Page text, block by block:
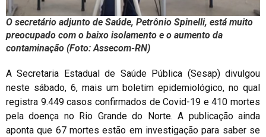
O secretário adjunto de Saúde, Petrônio Spinelli, está muito
preocupado com o baixo isolamento e o aumento da
contaminação (Foto: Assecom-RN)
A Secretaria Estadual de Saúde Pública (Sesap) divulgou
neste sábado, 6, mais um boletim epidemiológico, no qual
registra 9.449 casos confirmados de Covid-19 e 410 mortes
pela doença no Rio Grande do Norte. A publicação ainda
aponta que 67 mortes estão em investigação para saber se